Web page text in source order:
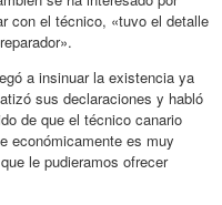
con el técnico, «tuvo el detalle
a insinuar la existencia ya
sus declaraciones y habló
de que el técnico canario
económicamente es muy
le pudieramos ofrecer